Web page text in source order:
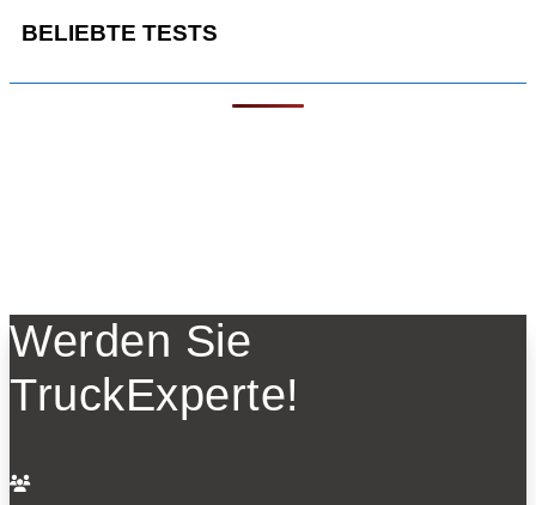
BELIEBTE TESTS
Werden Sie
TruckExperte!
